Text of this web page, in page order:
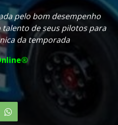
pelo bom desempenho
de seus pilotos para
da temporada